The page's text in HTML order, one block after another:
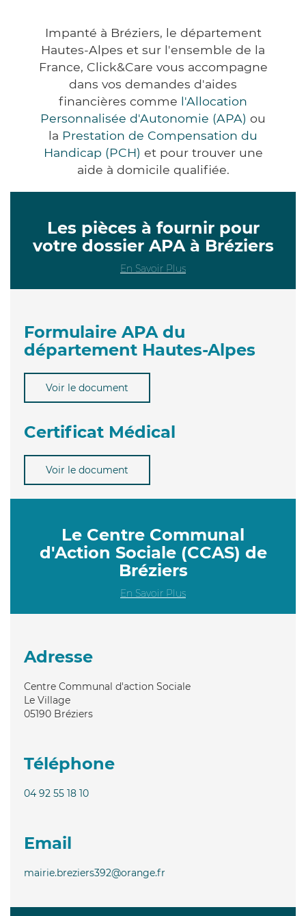
Impanté à Bréziers, le département
Hautes-Alpes et sur l'ensemble de la
France, Click&Care vous accompagne
dans vos demandes d'aides
financières comme l'Allocation
Personnalisée d'Autonomie (APA) ou
la Prestation de Compensation du
Handicap (PCH) et pour trouver une
aide à domicile qualifiée.
Les pièces à fournir pour
votre dossier APA à Bréziers
En Savoir Plus
Formulaire APA du
département Hautes-Alpes
Voir le document
Certificat Médical
Voir le document
Le Centre Communal
d'Action Sociale (CCAS) de
Bréziers
En Savoir Plus
Adresse
Centre Communal d'action Sociale
Le Village
05190 Bréziers
Téléphone
04 92 55 18 10
Email
mairie.breziers392@orange.fr